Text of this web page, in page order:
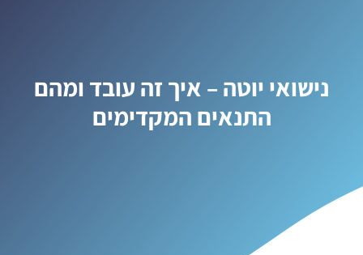
נישואי יוטה – איך זה עובד ומהם
התנאים המקדימים